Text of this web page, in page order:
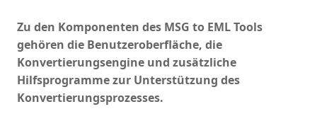
Zu den Komponenten des MSG to EML Tools
gehören die Benutzeroberfläche, die
Konvertierungsengine und zusätzliche
Hilfsprogramme zur Unterstützung des
Konvertierungsprozesses.